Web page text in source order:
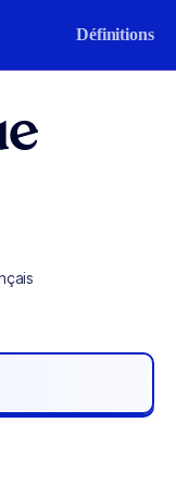
Définitions